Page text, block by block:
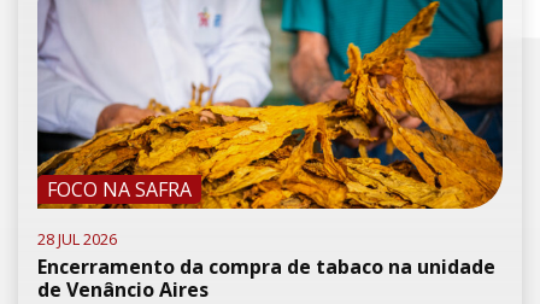
FOCO NA SAFRA
28 JUL 2026
Encerramento da compra de tabaco na unidade
de Venâncio Aires